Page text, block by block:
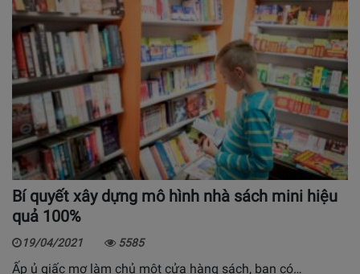
Bí quyết xây dựng mô hình nhà sách mini hiệu
quả 100%
19/04/2021 5585
Ấp ủ giấc mơ làm chủ một cửa hàng sách, bạn có…